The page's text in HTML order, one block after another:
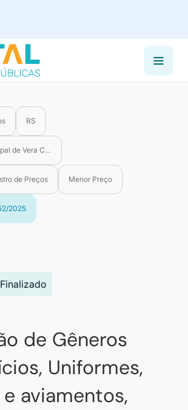
RS
de Vera Cruz
de Preços Menor Preço
2025
de Gêneros
Uniformes,
aviamentos,